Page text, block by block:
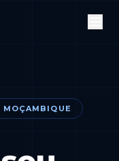
MOÇAMBIQUE